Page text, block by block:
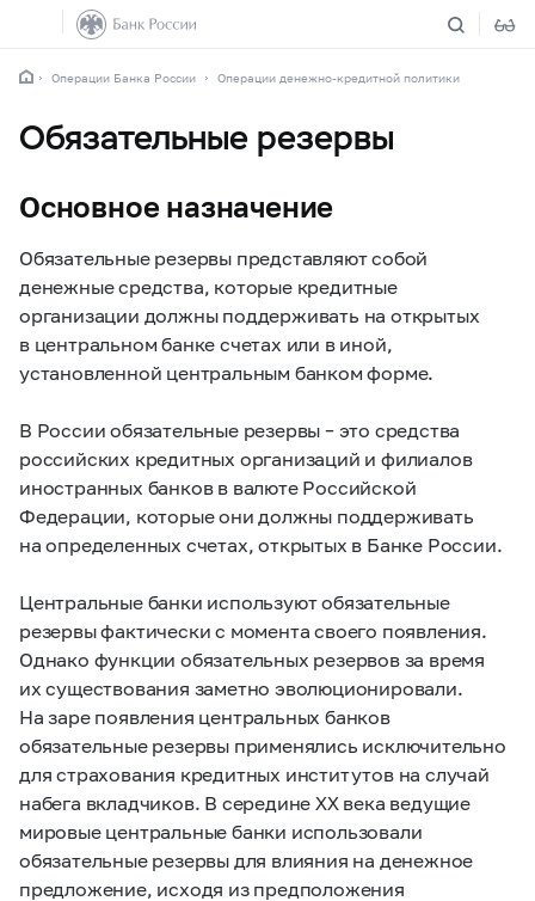
Операции Банка России Операции денежно-кредитной политики
Обязательные резервы
Основное назначение
Обязательные резервы представляют собой
денежные средства, которые кредитные
организации должны поддерживать на открытых
в центральном банке счетах или в иной,
установленной центральным банком форме.
В России обязательные резервы – это средства
российских кредитных организаций и филиалов
иностранных банков в валюте Российской
Федерации, которые они должны поддерживать
на определенных счетах, открытых в Банке России.
Центральные банки используют обязательные
резервы фактически с момента своего появления.
Однако функции обязательных резервов за время
их существования заметно эволюционировали.
На заре появления центральных банков
обязательные резервы применялись исключительно
для страхования кредитных институтов на случай
набега вкладчиков. В середине XX века ведущие
мировые центральные банки использовали
обязательные резервы для влияния на денежное
предложение, исходя из предположения